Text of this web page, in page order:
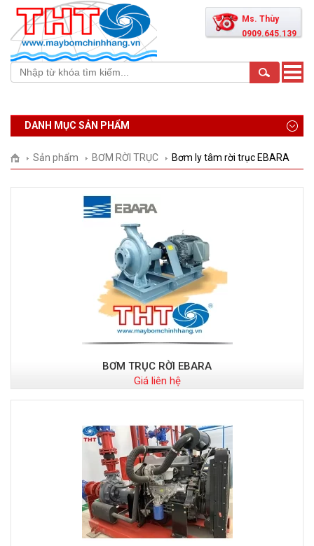
Ms. Thùy
0909.645.139
Toggle
DANH MỤC SẢN PHẨM
Sản phẩm BƠM RỜI TRỤC Bơm ly tâm rời trục EBARA
BƠM TRỤC RỜI EBARA
Giá liên hệ